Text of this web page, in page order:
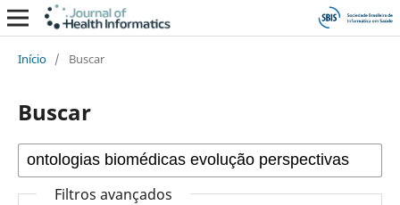
Início / Buscar
Buscar
Filtros avançados